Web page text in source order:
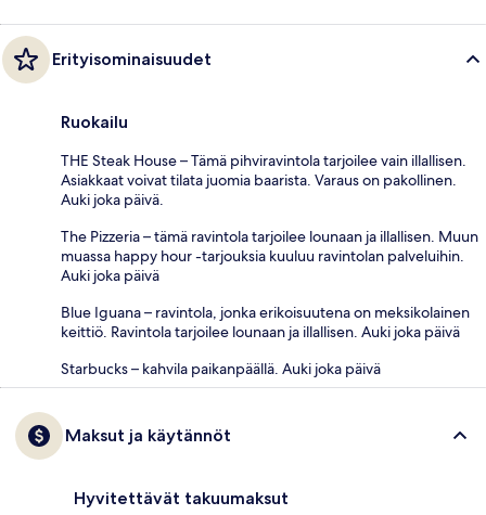
Erityisominaisuudet
Ruokailu
THE Steak House – Tämä pihviravintola tarjoilee vain illallisen.
Asiakkaat voivat tilata juomia baarista. Varaus on pakollinen.
Auki joka päivä.
The Pizzeria – tämä ravintola tarjoilee lounaan ja illallisen. Muun
muassa happy hour -tarjouksia kuuluu ravintolan palveluihin.
Auki joka päivä
Blue Iguana – ravintola, jonka erikoisuutena on meksikolainen
keittiö. Ravintola tarjoilee lounaan ja illallisen. Auki joka päivä
Starbucks – kahvila paikanpäällä. Auki joka päivä
Maksut ja käytännöt
Hyvitettävät takuumaksut